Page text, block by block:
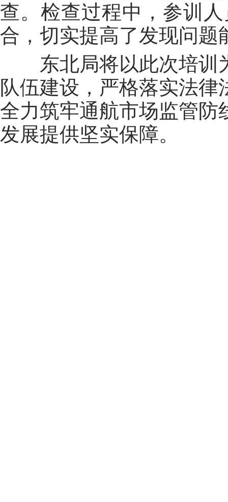
查。检查过程中，参训
合，切实提高了发现问题
东北局将以此次培训
队伍建设，严格落实法
全力筑牢通航市场监管防
发展提供坚实保障。